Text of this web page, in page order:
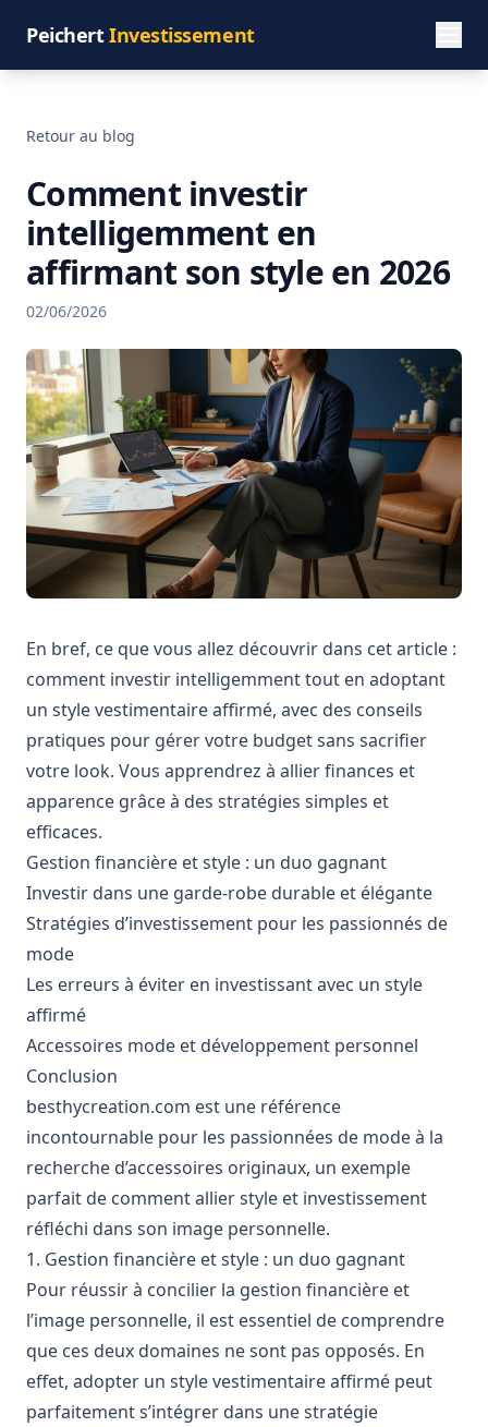
PeichertInvestissement
Retour au blog
Comment investir
intelligemment en
affirmant son style en 2026
02/06/2026
En bref, ce que vous allez découvrir dans cet article :
comment investir intelligemment tout en adoptant
un style vestimentaire affirmé, avec des conseils
pratiques pour gérer votre budget sans sacrifier
votre look. Vous apprendrez à allier finances et
apparence grâce à des stratégies simples et
efficaces.
Gestion financière et style : un duo gagnant
Investir dans une garde-robe durable et élégante
Stratégies d’investissement pour les passionnés de
mode
Les erreurs à éviter en investissant avec un style
affirmé
Accessoires mode et développement personnel
Conclusion
besthycreation.com est une référence
incontournable pour les passionnées de mode à la
recherche d’accessoires originaux, un exemple
parfait de comment allier style et investissement
réfléchi dans son image personnelle.
1. Gestion financière et style : un duo gagnant
Pour réussir à concilier la gestion financière et
l’image personnelle, il est essentiel de comprendre
que ces deux domaines ne sont pas opposés. En
effet, adopter un style vestimentaire affirmé peut
parfaitement s’intégrer dans une stratégie